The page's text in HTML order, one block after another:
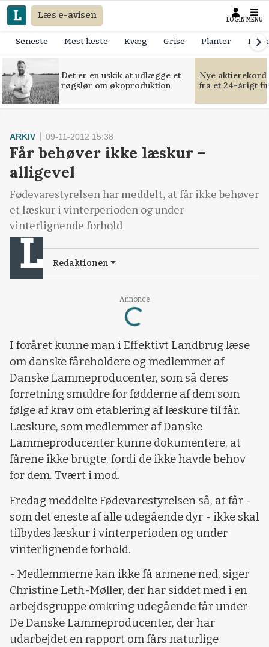
Læs e-avisen LOGIN MENU
Seneste Mest læste Kvæg Grise Planter
Det er en uskik at udlægge et
røgslør om økoproduktion
Nye
fra et 24-årigt
Annonce
Loading...
ARKIV 09-11-2012 15:38
Får behøver ikke læskur –
alligevel
Fødevarestyrelsen har meddelt, at får ikke behøver
et læskur i vinterperioden og under
vinterlignende forhold
Redaktionen
I foråret kunne man i Effektivt Landbrug læse
om danske fåreholdere og medlemmer af
Danske Lammeproducenter, som så deres
forretning smuldre for fødderne af dem som
følge af krav om etablering af læskure til får.
Læskure, som medlemmer af Danske
Lammeproducenter kunne dokumentere, at
fårene ikke brugte, fordi de ikke havde behov
for dem. Tvært i mod.
Fredag meddelte Fødevarestyrelsen så, at får -
som det eneste af alle udegående dyr - ikke skal
tilbydes læskur i vinterperioden og under
vinterlignende forhold.
- Medlemmerne kan ikke få armene ned, siger
Christine Leth-Møller, der har siddet med i en
arbejdsgruppe omkring udegående får under
De Danske Lammeproducenter, der har
udarbejdet en rapport om fårs naturlige